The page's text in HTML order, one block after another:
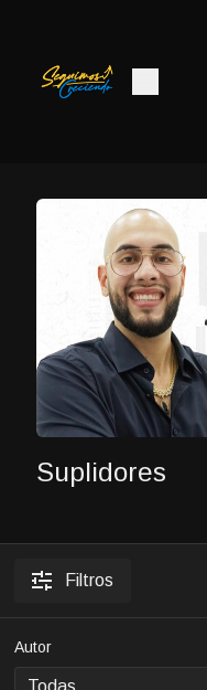
Suplidores
Filtros
Autor